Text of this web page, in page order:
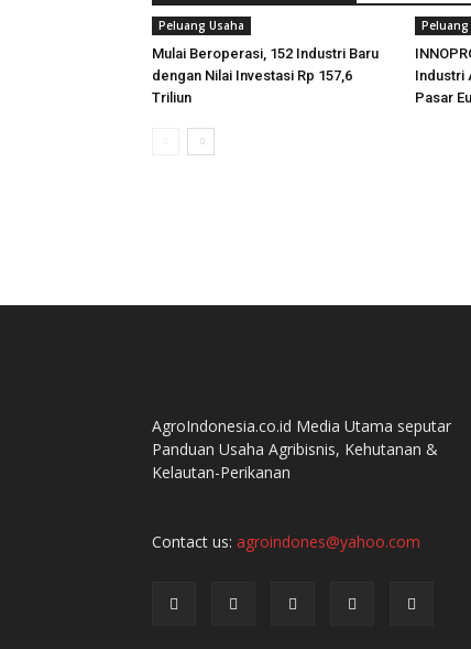
Peluang Usaha
Mulai Beroperasi, 152 Industri Baru
dengan Nilai Investasi Rp 157,6
Triliun
Peluang
Industri
Pasar
AgroIndonesia.co.id Media Utama seputar
Panduan Usaha Agribisnis, Kehutanan &
Kelautan-Perikanan
Contact us: agroindones@yahoo.com